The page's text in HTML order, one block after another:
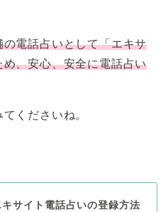
電話占いとして「エキサ
、安心、安全に電話占い
くださいね。
キサイト電話占いの登録方法